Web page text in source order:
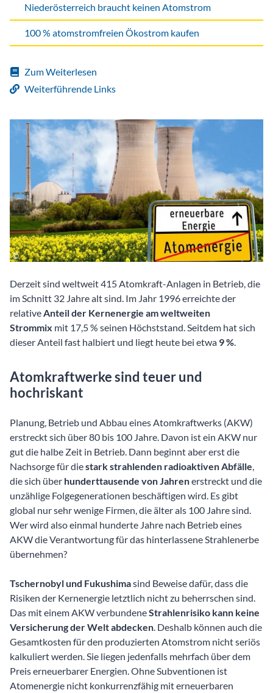
Niederösterreich braucht keinen Atomstrom
100 % atomstromfreien Ökostrom kaufen
Zum Weiterlesen
Weiterführende Links
Derzeit sind weltweit 415 Atomkraft-Anlagen in Betrieb, die
im Schnitt 32 Jahre alt sind. Im Jahr 1996 erreichte der
relativeAnteil der Kernenergie am weltweiten
Strommix mit 17,5 % seinen Höchststand. Seitdem hat sich
dieser Anteil fast halbiert und liegt heute bei etwa 9 %.
Atomkraftwerke sind teuer und
hochriskant
Planung, Betrieb und Abbau eines Atomkraftwerks (AKW)
erstreckt sich über 80 bis 100 Jahre. Davon ist ein AKW nur
gut die halbe Zeit in Betrieb. Dann beginnt aber erst die
Nachsorge für diestark strahlenden radioaktiven Abfälle,
die sich über hunderttausende von Jahrenerstreckt und die
unzählige Folgegenerationen beschäftigen wird. Es gibt
global nur sehr wenige Firmen, die älter als 100 Jahre sind.
Wer wird also einmal hunderte Jahre nach Betrieb eines
AKW die Verantwortung für das hinterlassene Strahlenerbe
übernehmen?
Tschernobyl und Fukushimasind Beweise dafür, dass die
Risiken der Kernenergie letztlich nicht zu beherrschen sind.
Das mit einem AKW verbundeneStrahlenrisiko kann keine
Versicherung der Welt abdecken. Deshalb können auch die
Gesamtkosten für den produzierten Atomstrom nicht seriös
kalkuliert werden. Sie liegen jedenfalls mehrfach über dem
Preis erneuerbarer Energien. Ohne Subventionen ist
Atomenergie nicht konkurrenzfähig mit erneuerbaren